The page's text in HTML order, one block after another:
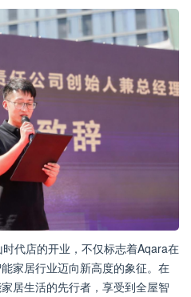
代店的开业，不仅标志着Aqara在
家居行业迈向新高度的象征。在
居生活的先行者，享受到全屋智